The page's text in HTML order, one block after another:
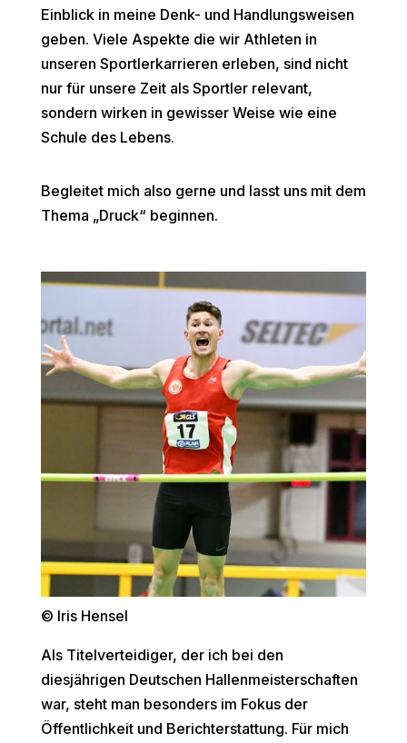
Einblick in meine Denk- und Handlungsweisen
geben. Viele Aspekte die wir Athleten in
unseren Sportlerkarrieren erleben, sind nicht
nur für unsere Zeit als Sportler relevant,
sondern wirken in gewisser Weise wie eine
Schule des Lebens.
Begleitet mich also gerne und lasst uns mit dem
Thema „Druck“ beginnen.
© Iris Hensel
Als Titelverteidiger, der ich bei den
diesjährigen Deutschen Hallenmeisterschaften
war, steht man besonders im Fokus der
Öffentlichkeit und Berichterstattung. Für mich